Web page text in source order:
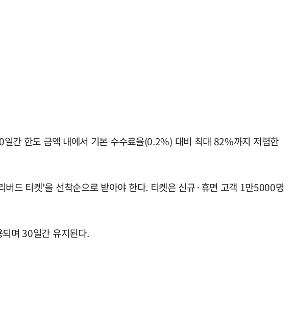
간 한도 금액 내에서 기본 수수료율(0.2%) 대비 최대 82%까지 저렴한
드 티켓'을 선착순으로 받아야 한다. 티켓은 신규·휴면 고객 1만5000명
며 30일간 유지된다.